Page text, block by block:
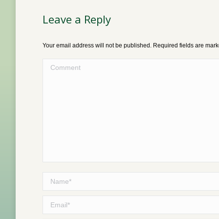
Leave a Reply
Your email address will not be published. Required fields are
Comment
Name *
Email *